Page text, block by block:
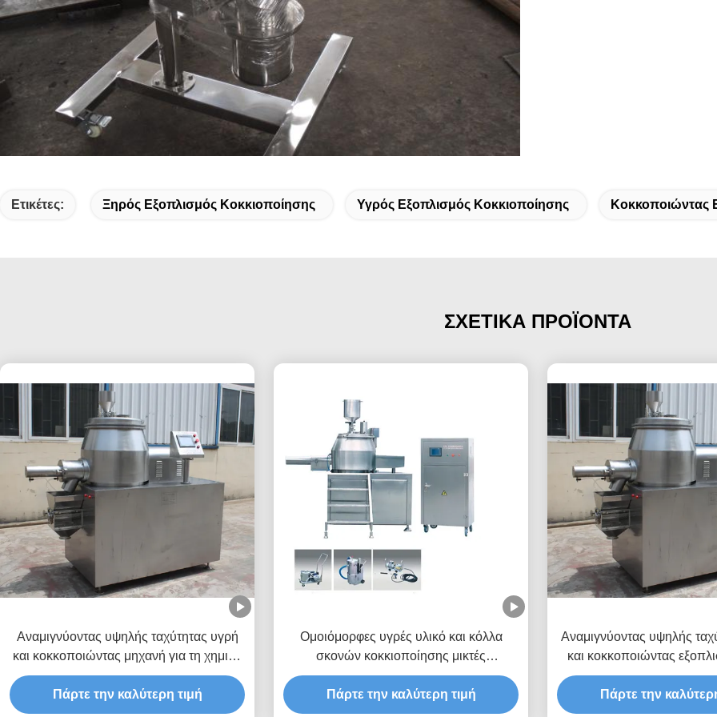
Ετικέτες: Ξηρός Εξοπλισμός Κοκκιοποίησης Υγρός Εξοπλισμός Κοκκιοποίησης Κοκκοποιώντας
ΣΧΕΤΙΚΑ ΠΡΟΪΟΝΤΑ
Αναμιγνύοντας υψηλής ταχύτητας υγρή
και κοκκοποιώντας μηχανή για τη χημική
βιομηχανία
Πάρτε την καλύτερη τιμή
Ομοιόμορφες υγρές υλικό και κόλλα
σκονών κοκκιοποίησης μικτές
εξοπλισμός
Πάρτε την καλύτερη τιμή
Αναμιγνύοντας υψηλής
και κοκκοποιώντας
οθόνη αφής
Πάρτε την